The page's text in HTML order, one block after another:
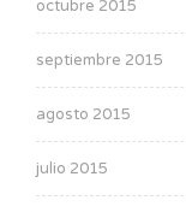
octubre 2015
septiembre 2015
agosto 2015
julio 2015